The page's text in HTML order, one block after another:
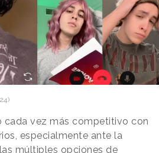
cada vez más competitivo con
especialmente ante la
múltiples opciones de